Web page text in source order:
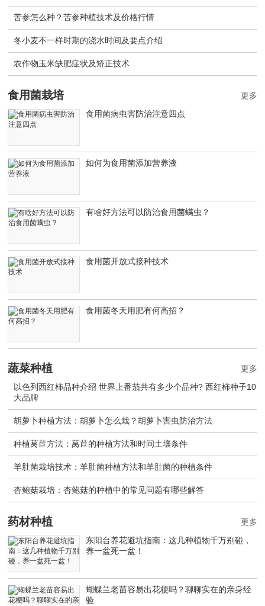
苦参怎么种？苦参种植技术及价格行情
冬小麦不一样时期的浇水时间及要点介绍
农作物玉米缺肥症状及矫正技术
食用菌栽培
食用菌病虫害防治注意四点
如何为食用菌添加营养液
有啥好方法可以防治食用菌螨虫？
食用菌开放式接种技术
食用菌冬天用肥有何高招？
更多
蔬菜种植
以色列西红柿品种介绍 世界上番茄共有多少个品种? 西红柿种子10
大品牌
胡萝卜种植方法：胡萝卜怎么栽？胡萝卜害虫防治方法
种植莴苣方法：莴苣的种植方法和时间土壤条件
羊肚菌栽培技术：羊肚菌种植方法和羊肚菌的种植条件
杏鲍菇栽培：杏鲍菇的种植中的常见问题有哪些解答
更多
药材种植
东阳台养花避坑指南：这几种植物千万别碰，
养一盆死一盆！
蝴蝶兰老苗容易出花梗吗？聊聊实在的亲身经
验
更多